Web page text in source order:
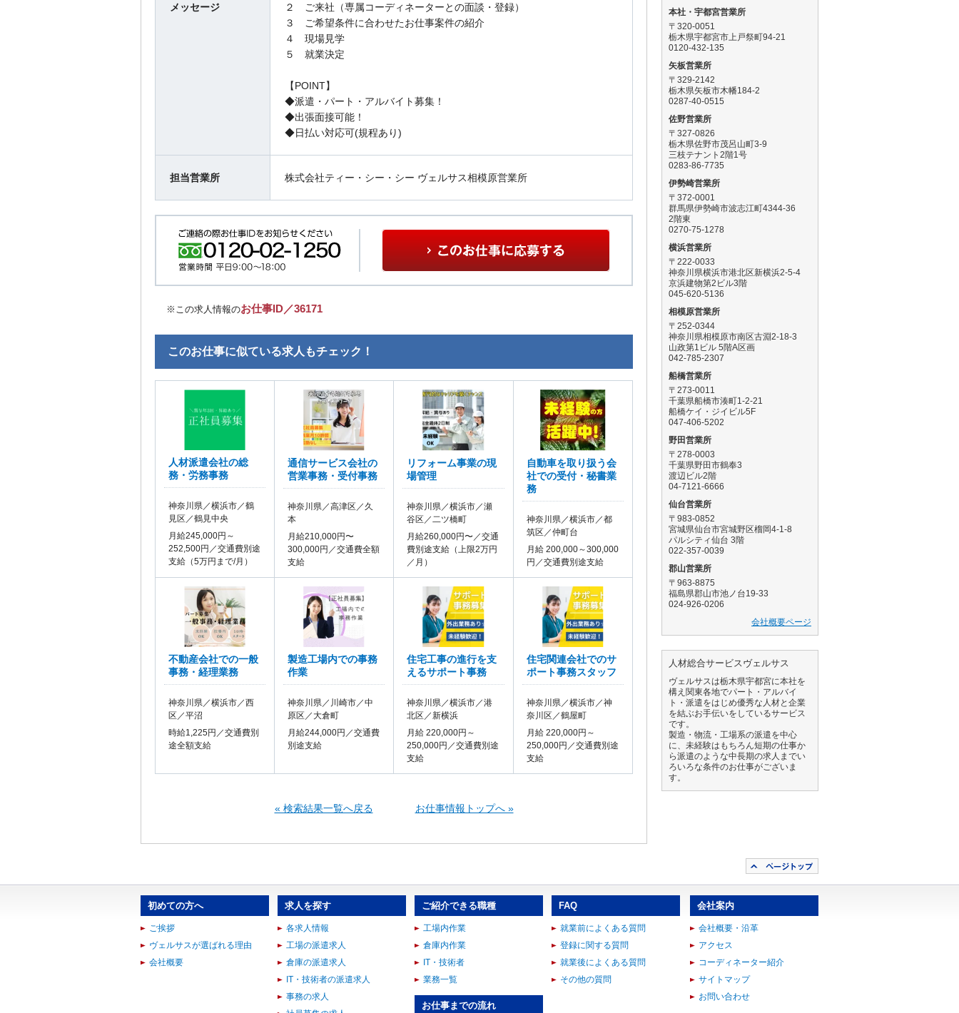
メッセージ
２ ご来社（専属コーディネーターとの面談・登録）
３ ご希望条件に合わせたお仕事案件の紹介
４ 現場見学
５ 就業決定
【POINT】
◆派遣・パート・アルバイト募集！
◆出張面接可能！
◆日払い対応可(規程あり)
担当営業所 株式会社ティー・シー・シー ヴェルサス相模原営業所
※この求人情報のお仕事ID／36171
このお仕事に似ている求人もチェック！
人材派遣会社の総
務・労務事務
神奈川県／横浜市／鶴
見区／鶴見中央
月給245,000円～
252,500円／交通費別途
支給（5万円まで/月）
通信サービス会社の
営業事務・受付事務
神奈川県／高津区／久
本
月給210,000円〜
300,000円／交通費全額
支給
リフォーム事業の現
場管理
神奈川県／横浜市／瀬
谷区／二ツ橋町
月給260,000円〜／交通
費別途支給（上限2万円
／月）
自動車を取り扱う会
社での受付・秘書業
務
神奈川県／横浜市／都
筑区／仲町台
月給 200,000～300,000
円／交通費別途支給
不動産会社での一般
事務・経理業務
神奈川県／横浜市／西
区／平沼
時給1,225円／交通費別
途全額支給
製造工場内での事務
作業
神奈川県／川崎市／中
原区／大倉町
月給244,000円／交通費
別途支給
住宅工事の進行を支
えるサポート事務
神奈川県／横浜市／港
北区／新横浜
月給 220,000円～
250,000円／交通費別途
支給
住宅関連会社でのサ
ポート事務スタッフ
神奈川県／横浜市／神
奈川区／鶴屋町
月給 220,000円～
250,000円／交通費別途
支給
« 検索結果一覧へ戻る お仕事情報トップへ »
本社・宇都宮営業所
〒320-0051
栃木県宇都宮市上戸祭町94-21
0120-432-135
矢板営業所
〒329-2142
栃木県矢板市木幡184-2
0287-40-0515
佐野営業所
〒327-0826
栃木県佐野市茂呂山町3-9
三枝テナント2階1号
0283-86-7735
伊勢崎営業所
〒372-0001
群馬県伊勢崎市波志江町4344-36
2階東
0270-75-1278
横浜営業所
〒222-0033
神奈川県横浜市港北区新横浜2-5-4
京浜建物第2ビル3階
045-620-5136
相模原営業所
〒252-0344
神奈川県相模原市南区古淵2-18-3
山政第1ビル 5階A区画
042-785-2307
船橋営業所
〒273-0011
千葉県船橋市湊町1-2-21
船橋ケイ・ジイビル5F
047-406-5202
野田営業所
〒278-0003
千葉県野田市鶴奉3
渡辺ビル2階
04-7121-6666
仙台営業所
〒983-0852
宮城県仙台市宮城野区榴岡4-1-8
パルシティ仙台 3階
022-357-0039
郡山営業所
〒963-8875
福島県郡山市池ノ台19-33
024-926-0206
会社概要ページ
人材総合サービスヴェルサス
ヴェルサスは栃木県宇都宮に本社を
構え関東各地でパート・アルバイ
ト・派遣をはじめ優秀な人材と企業
を結ぶお手伝いをしているサービス
です。
製造・物流・工場系の派遣を中心
に、未経験はもちろん短期の仕事か
ら派遣のような中長期の求人までい
ろいろな条件のお仕事がございま
す。
初めての方へ
ご挨拶
ヴェルサスが選ばれる理由
会社概要
求人を探す
各求人情報
工場の派遣求人
倉庫の派遣求人
IT・技術者の派遣求人
事務の求人
ご紹介できる職種
工場内作業
倉庫内作業
IT・技術者
業務一覧
お仕事までの流れ
FAQ
就業前によくある質問
登録に関する質問
就業後によくある質問
その他の質問
会社案内
会社概要・沿革
アクセス
コーディネーター紹介
サイトマップ
お問い合わせ